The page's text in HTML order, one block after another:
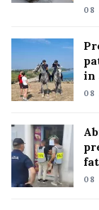
08
in
08
08